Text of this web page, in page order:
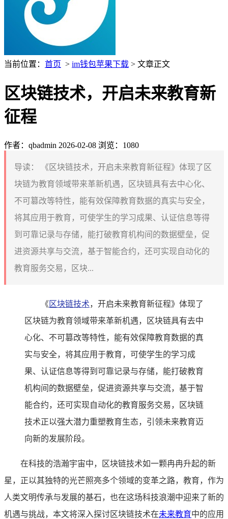
当前位置： 首页 > im钱包苹果下载 > 文章正文
区块链技术，开启未来教育新
征程
作者：qbadmin 2026-02-08 浏览：1080
导读：
《区块链技术，开启未来教育新征程》体现了区
块链为教育领域带来革新机遇，区块链具有去中心化、
不可篡改等特性，能有效保障教育数据的真实与安全，
将其应用于教育，可使学生的学习成果、认证信息等得
到可靠记录与存储，能打破教育机构间的数据壁垒，促
进资源共享与交流，基于智能合约，还可实现自动化的
教育服务交易，区块...
《 区块链技术，开启未来教育新征程》体现了
区块链为教育领域带来革新机遇，区块链具有去中
心化、不可篡改等特性，能有效保障教育数据的真
实与安全，将其应用于教育，可使学生的学习成
果、认证信息等得到可靠记录与存储，能打破教育
机构间的数据壁垒，促进资源共享与交流，基于智
能合约，还可实现自动化的教育服务交易，区块链
技术正以强大潜力重塑教育生态，引领未来教育迈
向新的发展阶段。
在科技的浩瀚宇宙中，区块链技术如一颗冉冉升起的新
星，正以其独特的光芒照亮多个领域的变革之路，教育，作为
人类文明传承与发展的基石，也在这场科技浪潮中迎来了新的
机遇与挑战，本文将深入探讨区块链技术在未来教育中的应用